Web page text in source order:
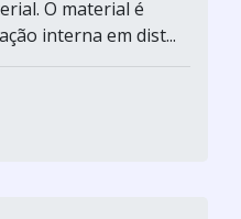
O material é
interna em dist...